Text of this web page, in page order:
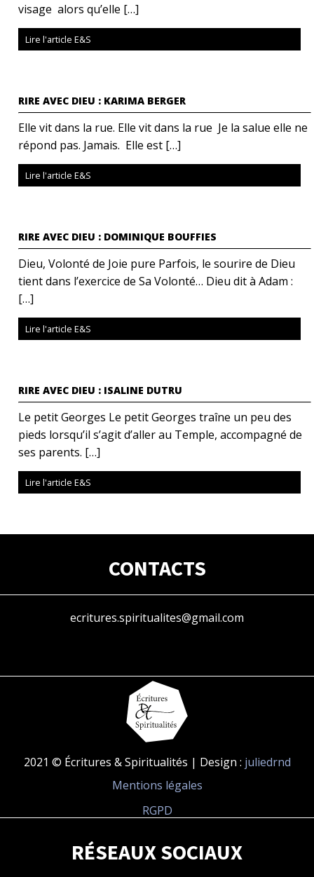
visage alors qu’elle […]
Lire l'article E&S
RIRE AVEC DIEU : KARIMA BERGER
Elle vit dans la rue. Elle vit dans la rue Je la salue elle ne
répond pas. Jamais. Elle est […]
Lire l'article E&S
RIRE AVEC DIEU : DOMINIQUE BOUFFIES
Dieu, Volonté de Joie pure Parfois, le sourire de Dieu
tient dans l’exercice de Sa Volonté… Dieu dit à Adam :
[…]
Lire l'article E&S
RIRE AVEC DIEU : ISALINE DUTRU
Le petit Georges Le petit Georges traîne un peu des
pieds lorsqu’il s’agit d’aller au Temple, accompagné de
ses parents. […]
Lire l'article E&S
CONTACTS
ecritures.spiritualites@gmail.com
2021 © Écritures & Spiritualités | Design : juliedrnd
Mentions légales
RGPD
RÉSEAUX SOCIAUX